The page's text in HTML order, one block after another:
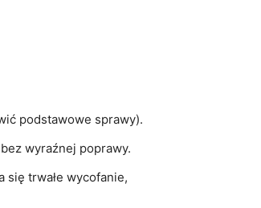
podstawowe sprawy).
wyraźnej poprawy.
się trwałe wycofanie,